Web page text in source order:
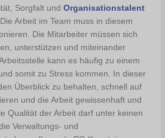
Sorgfalt undOrganisationstalent
Arbeit im Team muss in diesem
Die Mitarbeiter müssen sich
unterstützen und miteinander
kann es häufig zu einem
somit zu Stress kommen. In dieser
Überblick zu behalten, schnell auf
und die Arbeit gewissenhaft und
Qualität der Arbeit darf unter keinen
Verwaltungs- und